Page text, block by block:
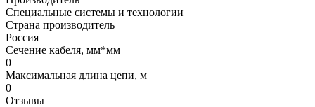
Специальные системы и технологии
Страна производитель
Россия
Сечение кабеля, мм*мм
0
Максимальная длина цепи, м
0
Отзывы